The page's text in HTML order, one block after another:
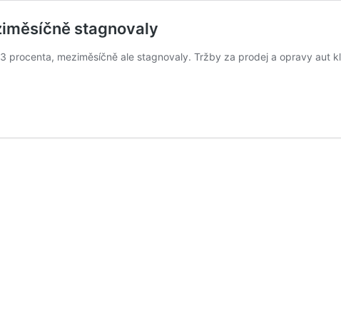
stagnovaly
meziměsíčně ale stagnovaly. Tržby za prodej a opravy aut